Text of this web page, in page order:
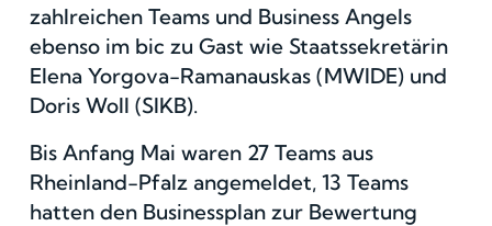
zahlreichen Teams und Business Angels
ebenso im bic zu Gast wie Staatssekretärin
Elena Yorgova-Ramanauskas (MWIDE) und
Doris Woll (SIKB).
Bis Anfang Mai waren 27 Teams aus
Rheinland-Pfalz angemeldet, 13 Teams
hatten den Businessplan zur Bewertung